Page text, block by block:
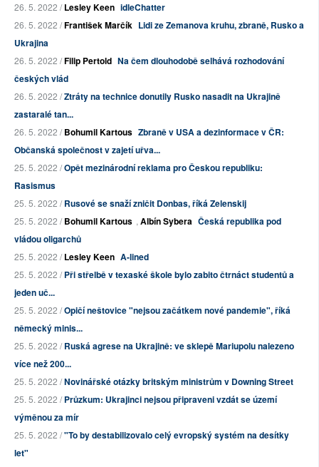
26. 5. 2022 /Lesley Keen idleChatter
26. 5. 2022 /František Marčík Lidi ze Zemanova kruhu, zbraně, Rusko a
Ukrajina
26. 5. 2022 /Filip Pertold Na čem dlouhodobě selhává rozhodování
českých vlád
26. 5. 2022 /Ztráty na technice donutily Rusko nasadit na Ukrajině
zastaralé tan...
26. 5. 2022 /Bohumil Kartous Zbraně v USA a dezinformace v ČR:
Občanská společnost v zajetí uřva...
25. 5. 2022 /Opět mezinárodní reklama pro Českou republiku:
Rasismus
25. 5. 2022 /Rusové se snaží zničit Donbas, říká Zelenskij
25. 5. 2022 /Bohumil Kartous , Albín Sybera Česká republika pod
vládou oligarchů
25. 5. 2022 /Lesley Keen A-lined
25. 5. 2022 /Při střelbě v texaské škole bylo zabito čtrnáct studentů a
jeden uč...
25. 5. 2022 /Opičí neštovice "nejsou začátkem nové pandemie", říká
německý minis...
25. 5. 2022 /Ruská agrese na Ukrajině: ve sklepě Mariupolu nalezeno
více než 200...
25. 5. 2022 /Novinářské otázky britským ministrům v Downing Street
25. 5. 2022 /Průzkum: Ukrajinci nejsou připraveni vzdát se území
výměnou za mír
25. 5. 2022 /"To by destabilizovalo celý evropský systém na desítky
let"